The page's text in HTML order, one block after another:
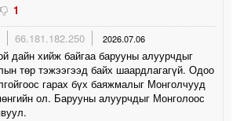
1
66.181.182.250 2026.07.06
дайн хийж байгаа барууны алуурчдыг
төр тэжээгээд байх шаардлагагүй. Одоо
гарах бүх баяжмалыг Монголчууд
ол. Барууны алуурчдыг Монголоос